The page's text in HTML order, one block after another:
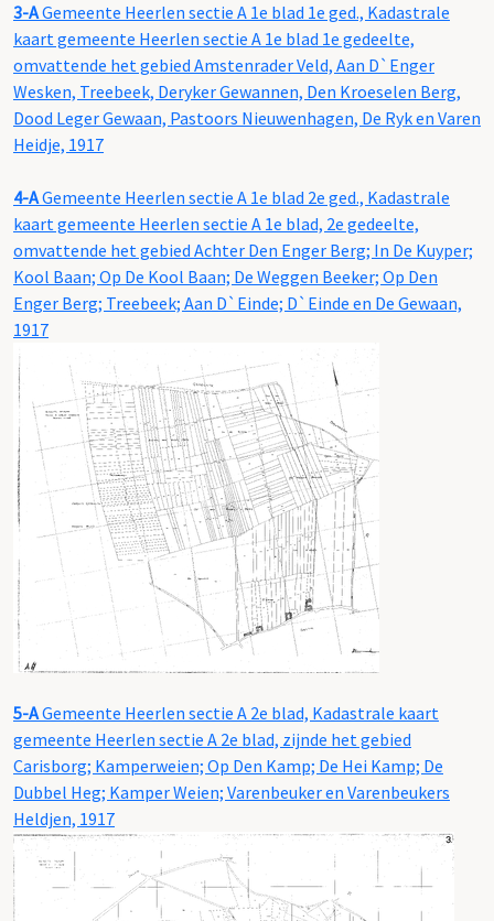
3-AGemeente Heerlen sectie A 1e blad 1e ged., Kadastrale
kaart gemeente Heerlen sectie A 1e blad 1e gedeelte,
omvattende het gebied Amstenrader Veld, Aan D`Enger
Wesken, Treebeek, Deryker Gewannen, Den Kroeselen Berg,
Dood Leger Gewaan, Pastoors Nieuwenhagen, De Ryk en Varen
Heidje, 1917
4-AGemeente Heerlen sectie A 1e blad 2e ged., Kadastrale
kaart gemeente Heerlen sectie A 1e blad, 2e gedeelte,
omvattende het gebied Achter Den Enger Berg; In De Kuyper;
Kool Baan; Op De Kool Baan; De Weggen Beeker; Op Den
Enger Berg; Treebeek; Aan D`Einde; D`Einde en De Gewaan,
1917
5-AGemeente Heerlen sectie A 2e blad, Kadastrale kaart
gemeente Heerlen sectie A 2e blad, zijnde het gebied
Carisborg; Kamperweien; Op Den Kamp; De Hei Kamp; De
Dubbel Heg; Kamper Weien; Varenbeuker en Varenbeukers
Heldjen, 1917